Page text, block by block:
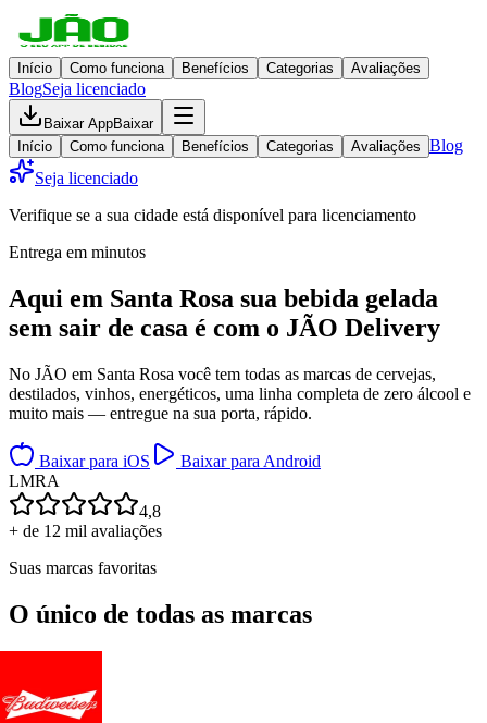
Início Como funciona Benefícios Categorias Avaliações
BlogSeja licenciado
Baixar AppBaixar
Início
Como funciona Benefícios Categorias Avaliações Blog
Seja licenciado
Verifique se a sua cidade está disponível para licenciamento
Entrega em minutos
Aqui em Santa Rosa sua bebida gelada
sem sair de casa é com o JÃO Delivery
No JÃO em Santa Rosa você tem todas as marcas de cervejas,
destilados, vinhos, energéticos, uma linha completa de zero álcool e
muito mais — entregue na sua porta, rápido.
Baixar para iOS
Baixar para Android
LMRA
4,8
+ de 12 mil avaliações
Suas marcas favoritas
O único de todas as marcas